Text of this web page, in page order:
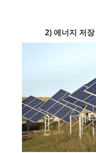
2) 에너지 저